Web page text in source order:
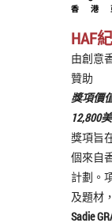
HAF
由創意
贊助
獎項價
12,800
獎項旨
個來自
計劃。
及題材
Sadie